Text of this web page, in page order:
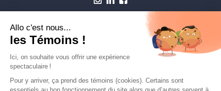
Établissements vétérinaires
Carrière
Contactez-nous